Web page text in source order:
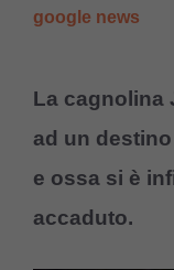
google news
La cagnolina
ad un
e ossa si è
accaduto.